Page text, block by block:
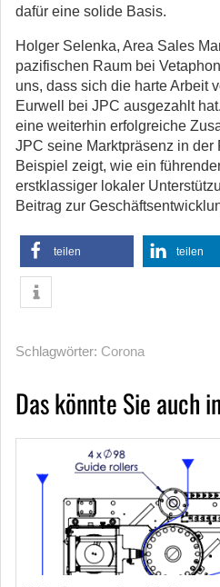
dafür eine solide Basis.
Holger Selenka, Area Sales
pazifischen Raum bei
uns, dass sich die harte Arbeit
Eurwell bei JPC ausgezahlt
eine weiterhin erfolgreiche
JPC seine Marktpräsenz in
Beispiel zeigt, wie ein
erstklassiger lokaler
Beitrag zur
teilen teilen
Schlagwörter: Corona
Das könnte Sie auch